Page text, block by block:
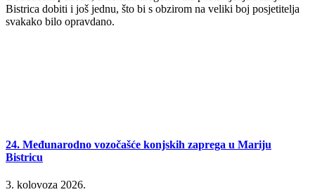
Bistrica dobiti i još jednu, što bi s obzirom na veliki boj posjetitelja
svakako bilo opravdano.
24. Međunarodno vozočašće konjskih zaprega u Mariju
Bistricu
3. kolovoza 2026.